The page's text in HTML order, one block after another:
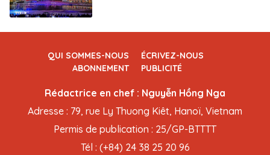
QUI SOMMES-NOUS
ÉCRIVEZ-NOUS
ABONNEMENT
PUBLICITÉ
Rédactrice en chef : Nguyễn Hồng Nga
Adresse : 79, rue Ly Thuong Kiêt, Hanoï, Vietnam
Permis de publication : 25/GP-BTTTT
Tél : (+84) 24 38 25 20 96